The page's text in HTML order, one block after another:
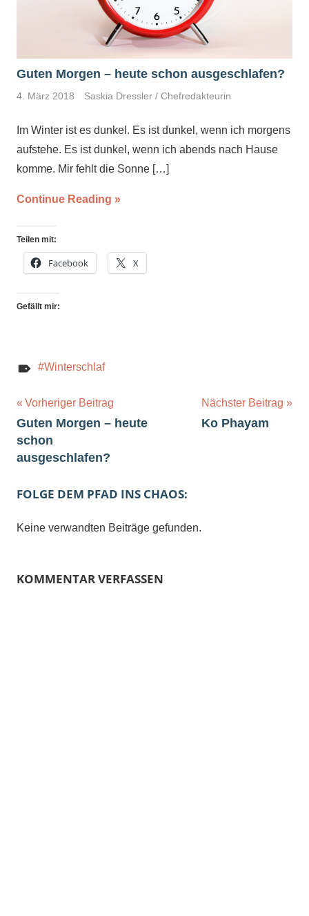
Guten Morgen – heute schon ausgeschlafen?
4. März 2018 Saskia Dressler / Chefredakteurin
Im Winter ist es dunkel. Es ist dunkel, wenn ich morgens
aufstehe. Es ist dunkel, wenn ich abends nach Hause
komme. Mir fehlt die Sonne […]
Continue Reading
Teilen mit:
Facebook X
Gefällt mir:
Winterschlaf
Beitragsnavigation
Vorheriger Beitrag
Guten Morgen – heute
schon
ausgeschlafen?
Nächster Beitrag
Ko Phayam
FOLGE DEM PFAD INS CHAOS:
Keine verwandten Beiträge gefunden.
KOMMENTAR VERFASSEN